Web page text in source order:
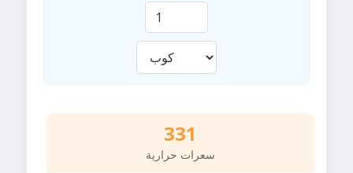
331
سعرات حرارية